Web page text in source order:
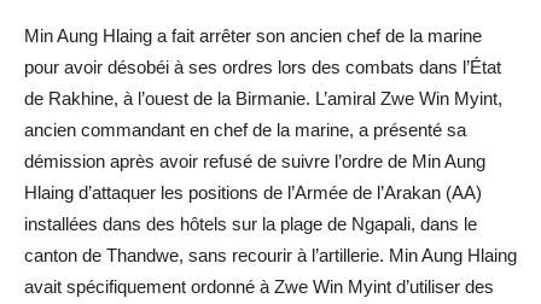
Min Aung Hlaing a fait arrêter son ancien chef de la marine
pour avoir désobéi à ses ordres lors des combats dans l’État
de Rakhine, à l’ouest de la Birmanie. L’amiral Zwe Win Myint,
ancien commandant en chef de la marine, a présenté sa
démission après avoir refusé de suivre l’ordre de Min Aung
Hlaing d’attaquer les positions de l’Armée de l’Arakan (AA)
installées dans des hôtels sur la plage de Ngapali, dans le
canton de Thandwe, sans recourir à l’artillerie. Min Aung Hlaing
avait spécifiquement ordonné à Zwe Win Myint d’utiliser des